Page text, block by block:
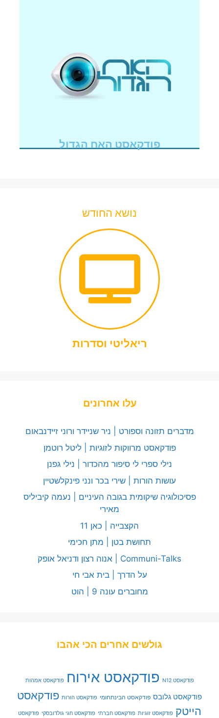
פודקאסט האח הגדול
נושא החודש
ריאליטי וסדרות
עלו אחרונים
מדברים תזונה וספורט | ניר שניידר ורוני זיידנבאום
פודקאסט מרווקות לזוגיות | ליטל רוטמן
נילי ספרי לי סיפור מהכדור | נילי גפנן
עושות הורות | שירי בכר ונני פינקלשטיין
פסיכולוגיה שיקומית בגובה העיניים | נעמה קיביליס
מאירי
הקצבייה | כאן 11
תחושת בטן | מתן חכימי
Communi-Talks | אנוה רצון ודניאל אופק
על הדרך | בית אבי חי
מחוברים עונה 9 | הוט
גולשים אחרים הכי אהבו
פודקאסט N12 פודקאסט אירוח פודקאסט אמהות
פודקאסט גלובס פודקאסט הבינתחומי פודקאסט הורות פודקאסט
הייטק פודקאסט זוגיות פודקאסט חברתי פודקאסט חגי גולדובסקי פודקאסט